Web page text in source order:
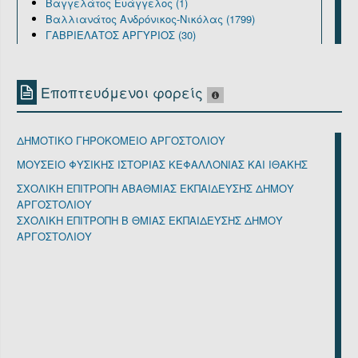
Βαγγελάτος Ευάγγελος (1)
Βαλλιανάτος Ανδρόνικος-Νικόλας (1799)
ΓΑΒΡΙΕΛΑΤΟΣ ΑΡΓΥΡΙΟΣ (30)
ΖΑΠΑΝΤΗ ΑΛΕΞΙΑ (3)
Καλλιβωκάς Θεόδωρος (1)
ΚΑΡΛΗΣ ΔΙΟΝΥΣΙΟΣ (1)
ΚΟΥΡΚΟΥΜΕΛΗΣ ΝΙΚΟΛΑΟΣ (2)
ΚΩΝΣΤΑΝΤΑΚΗΣ ΑΓΓΕΛΟΣ (30)
ΚΩΝΣΤΑΝΤΑΤΟΣ ΔΙΟΝΥΣΙΟΣ (1)
ΛΟΡΕΝΤΖΑΤΟΥ ΕΛΒΙΡΑ (1)
Λυκούδης Ιωάννης (16)
Εποπτευόμενοι φορείς
ΔΗΜΟΤΙΚΟ ΓΗΡΟΚΟΜΕΙΟ ΑΡΓΟΣΤΟΛΙΟΥ
ΜΟΥΣΕΙΟ ΦΥΣΙΚΗΣ ΙΣΤΟΡΙΑΣ ΚΕΦΑΛΛΟΝΙΑΣ ΚΑΙ ΙΘΑΚΗΣ
ΣΧΟΛΙΚΗ ΕΠΙΤΡΟΠΗ ΑΒΑΘΜΙΑΣ ΕΚΠΑΙΔΕΥΣΗΣ ΔΗΜΟΥ
ΑΡΓΟΣΤΟΛΙΟΥ
ΣΧΟΛΙΚΗ ΕΠΙΤΡΟΠΗ Β ΘΜΙΑΣ ΕΚΠΑΙΔΕΥΣΗΣ ΔΗΜΟΥ
ΑΡΓΟΣΤΟΛΙΟΥ